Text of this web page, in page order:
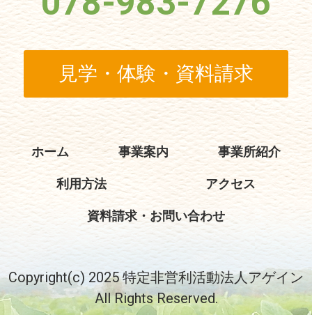
見学・体験・資料請求
ホーム 事業案内 事業所紹介
利用方法 アクセス
資料請求・お問い合わせ
Copyright(c) 2025 特定非営利活動法人アゲイン
All Rights Reserved.